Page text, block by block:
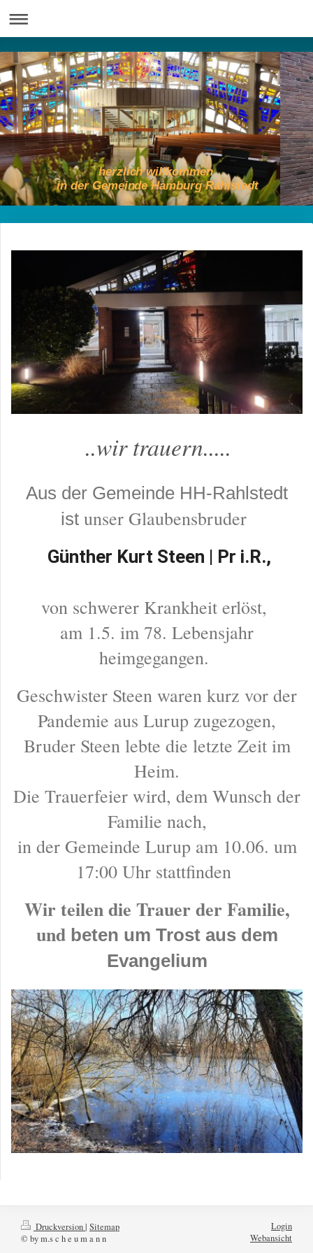
herzlich willkommen
in der Gemeinde Hamburg Rahlstedt
..wir trauern.....
Aus der Gemeinde HH-Rahlstedt
ist unser Glaubensbruder
Günther Kurt Steen | Pr i.R.,
von schwerer Krankheit erlöst,
am 1.5. im 78. Lebensjahr
heimgegangen.
Geschwister Steen waren kurz vor der
Pandemie aus Lurup zugezogen,
Bruder Steen lebte die letzte Zeit im
Heim.
Die Trauerfeier wird, dem Wunsch der
Familie nach,
in der Gemeinde Lurup am 10.06. um
17:00 Uhr stattfinden
Wir teilen die Trauer der Familie,
und beten um Trost aus dem
Evangelium
Druckversion| Sitemap
© by m.s c h e u m a n n
Login
Webansicht